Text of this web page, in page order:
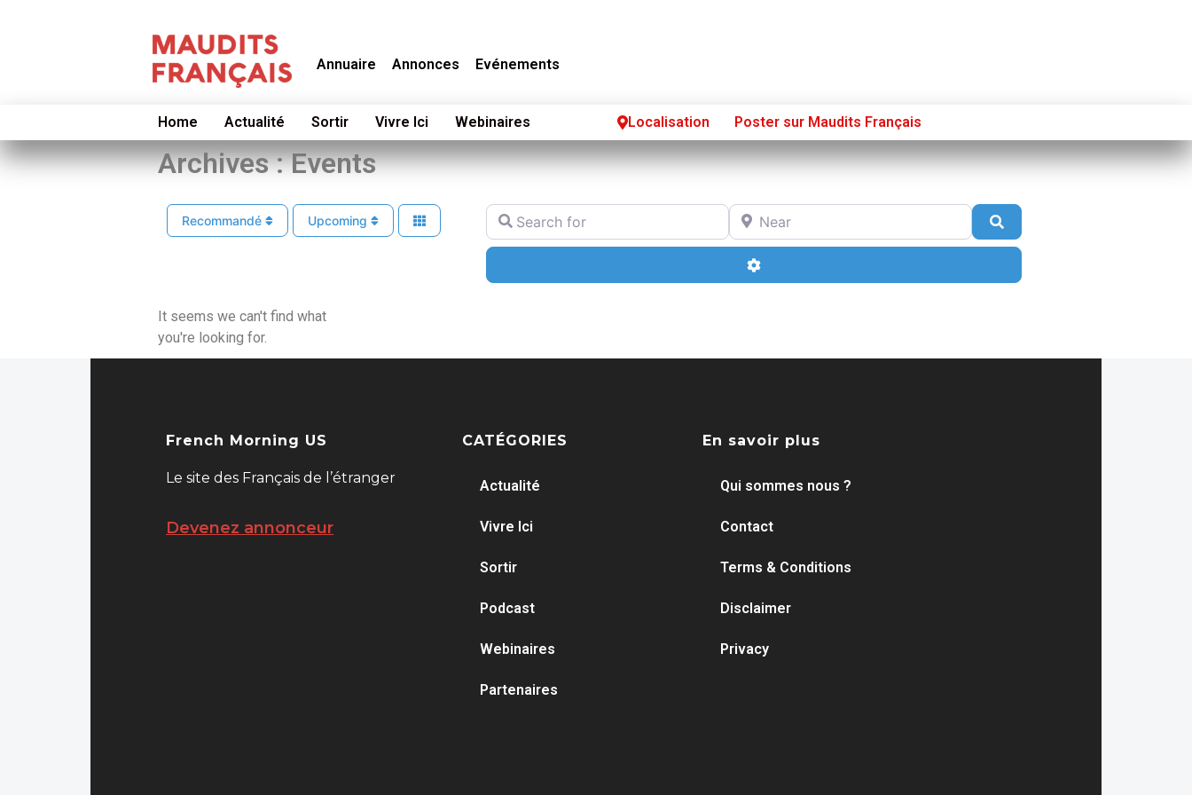
Annuaire Annonces Evénements
Home Actualité Sortir Vivre Ici Webinaires Localisation Poster sur Maudits Français
Poster sur French Morning
Archives : Events
Recommandé Upcoming
Search for Near
Advanced Filters
It seems we can't find what
you're looking for.
French Morning US
Le site des Français de l’étranger
Devenez annonceur
CATÉGORIES
Actualité
Vivre Ici
Sortir
Podcast
Webinaires
Partenaires
En savoir plus
Qui sommes nous ?
Contact
Terms & Conditions
Disclaimer
Privacy